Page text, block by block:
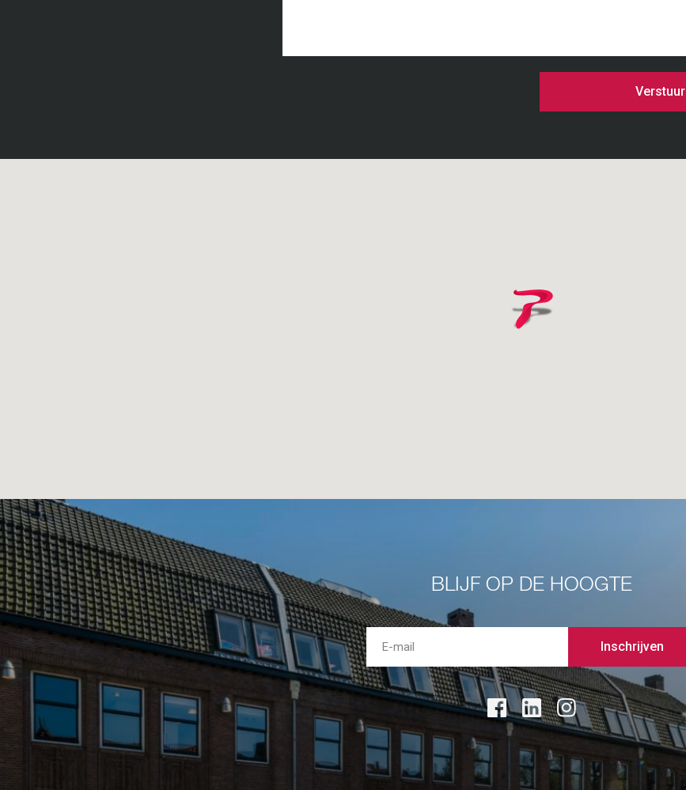
Verstuur
BLIJF OP DE HOOGTE
Inschrijven